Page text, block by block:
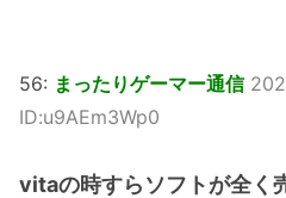
56: まったりゲーマー通信
ID:u9AEm3Wp0
vitaの時すらソフトが全く